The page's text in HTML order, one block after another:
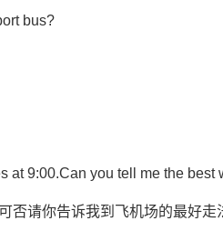
bus?
at 9:00.Can you tell me the best
否请你告诉我到飞机场的最好走